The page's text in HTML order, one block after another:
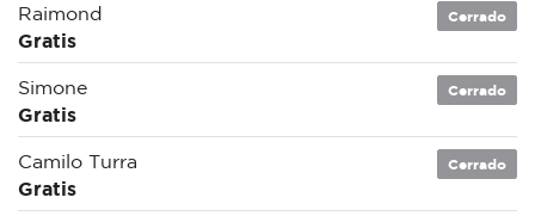
Raimond
Gratis
Cerrado
Simone
Gratis
Cerrado
Camilo Turra
Gratis
Cerrado